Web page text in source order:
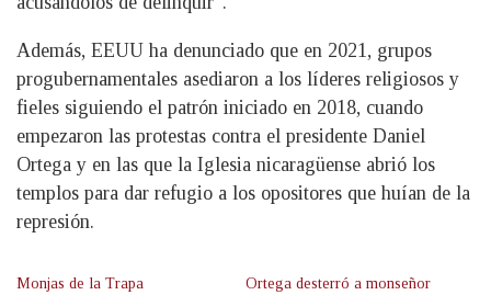
Además, EEUU ha denunciado que en 2021, grupos
progubernamentales asediaron a los líderes religiosos y
fieles siguiendo el patrón iniciado en 2018, cuando
empezaron las protestas contra el presidente Daniel
Ortega y en las que la Iglesia nicaragüense abrió los
templos para dar refugio a los opositores que huían de la
represión.
Monjas de la Trapa
Ortega desterró a monseñor